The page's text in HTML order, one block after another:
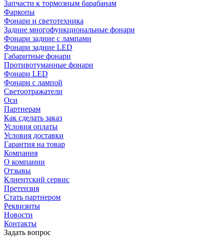
Запчасти к тормозным барабанам
Фаркопы
Фонари и светотехника
Задние многофункциональные фонари
Фонари задние с лампами
Фонари задние LED
Габаритные фонари
Противотуманные фонари
Фонари LED
Фонари с лампой
Светоотражатели
Оси
Партнерам
Как сделать заказ
Условия оплаты
Условия доставки
Гарантия на товар
Компания
О компании
Отзывы
Клиентский сервис
Претензия
Стать партнером
Реквизиты
Новости
Контакты
Задать вопрос